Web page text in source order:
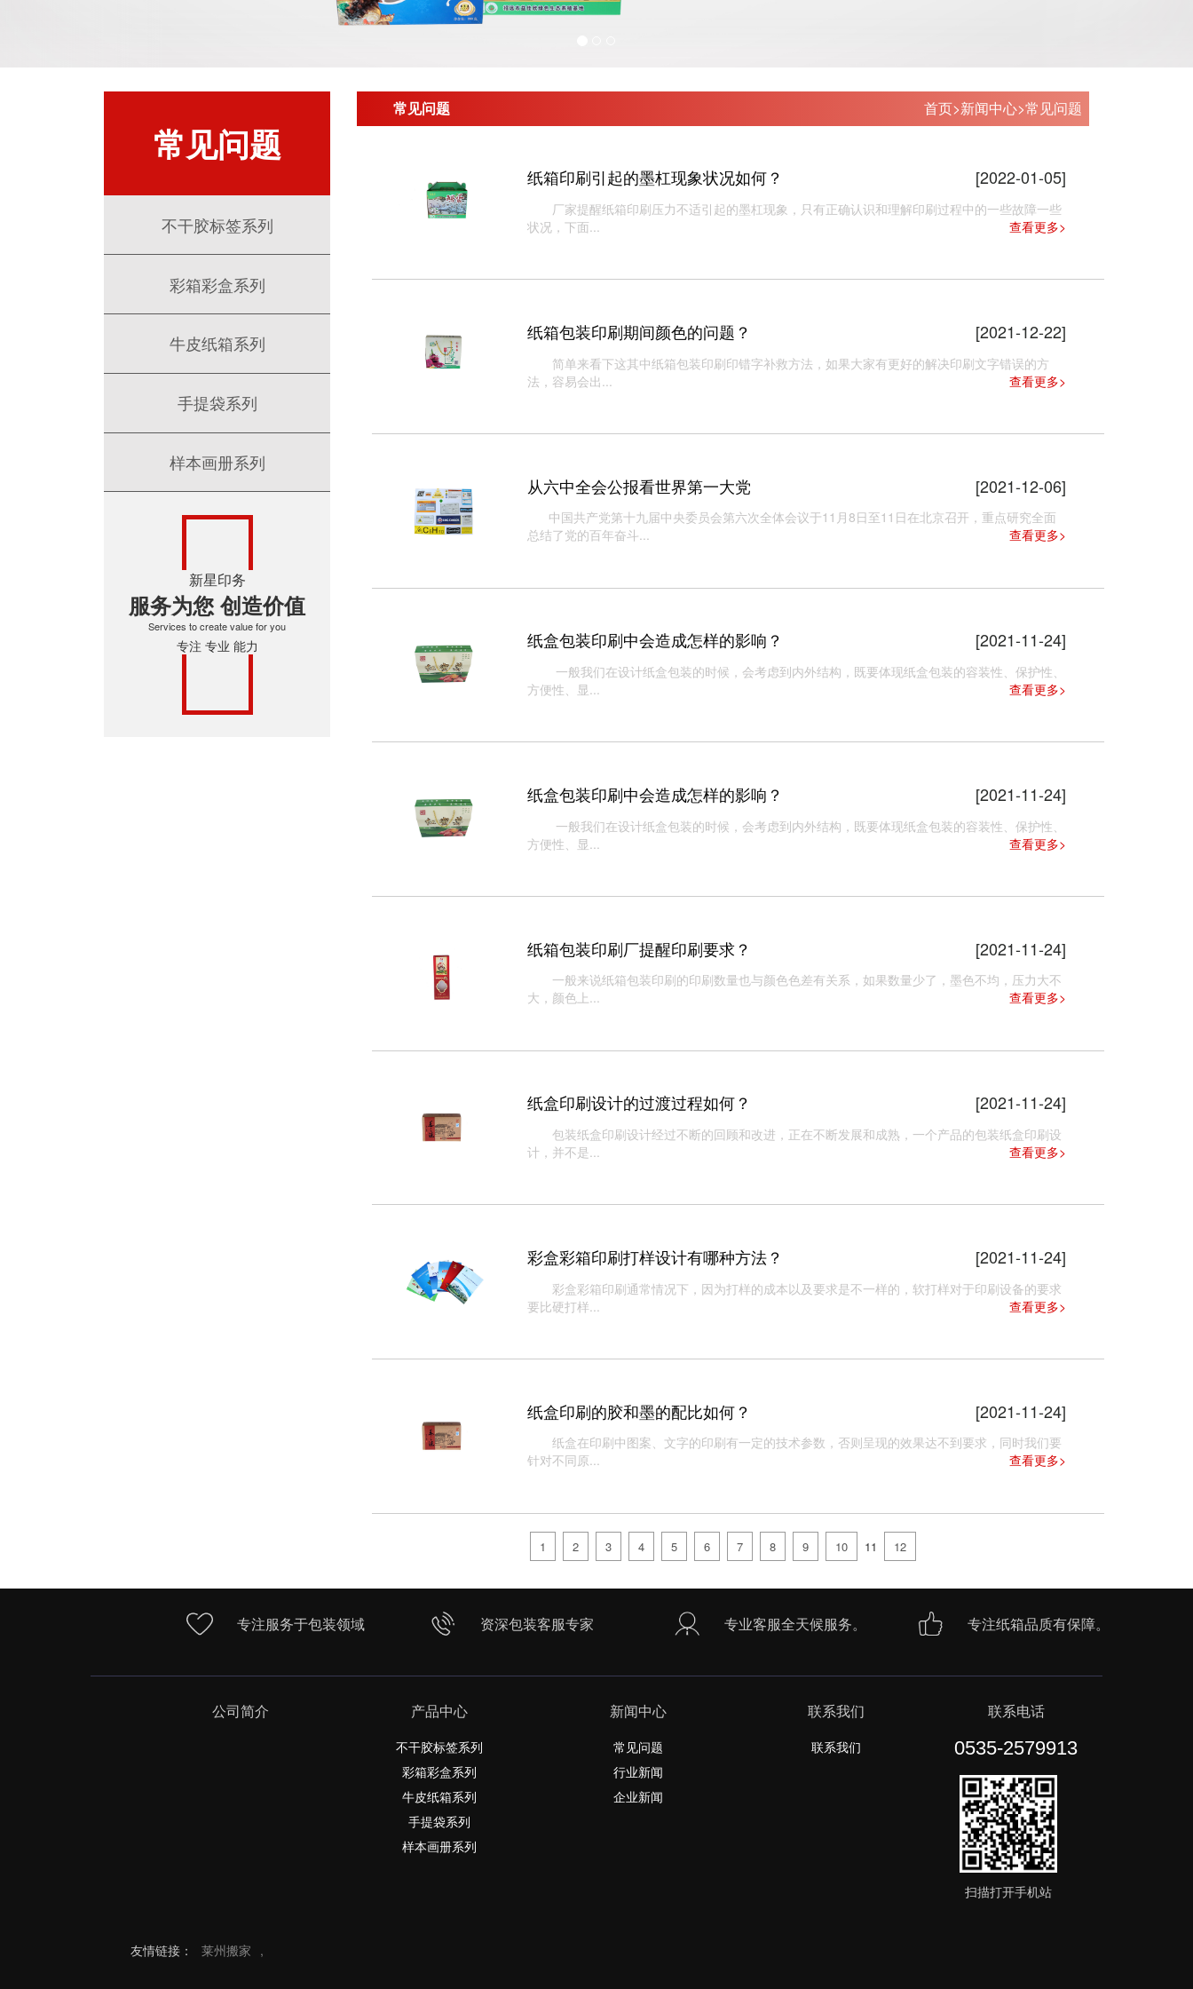
常见问题
不干胶标签系列
彩箱彩盒系列
牛皮纸箱系列
手提袋系列
样本画册系列
新星印务
服务为您 创造价值
Services to create value for you
专注 专业 能力
常见问题 首页>新闻中心>常见问题
纸箱印刷引起的墨杠现象状况如何？ [2022-01-05]
厂家提醒纸箱印刷​压力不适引起的墨杠现象，只有正确认识和理解印刷过程中的一些故障一些
状况，下面...
查看更多>
纸箱包装印刷期间颜色的问题？ [2021-12-22]
简单来看下这其中纸箱包装印刷​印错字补救方法，如果大家有更好的解决印刷文字错误的方
法，容易会出...
查看更多>
从六中全会公报看世界第一大党 [2021-12-06]
中国共产党第十九届中央委员会第六次全体会议于11月8日至11日在北京召开，重点研究全面
总结了党的百年奋斗...
查看更多>
纸盒包装印刷中会造成怎样的影响？ [2021-11-24]
一般我们在设计纸盒包装的时候，会考虑到内外结构，既要体现纸盒包装的容装性、保护性、
方便性、显...
查看更多>
纸盒包装印刷中会造成怎样的影响？ [2021-11-24]
一般我们在设计纸盒包装的时候，会考虑到内外结构，既要体现纸盒包装的容装性、保护性、
方便性、显...
查看更多>
纸箱包装印刷厂提醒印刷要求？ [2021-11-24]
一般来说纸箱包装印刷的印刷数量也与颜色色差有关系，如果数量少了，墨色不均，压力大不
大，颜色上...
查看更多>
纸盒印刷设计的过渡过程如何？ [2021-11-24]
包装纸盒印刷设计经过不断的回顾和改进，正在不断发展和成熟，一个产品的包装纸盒印刷设
计，并不是...
查看更多>
彩盒彩箱印刷打样设计有哪种方法？ [2021-11-24]
彩盒彩箱印刷通常情况下，因为打样的成本以及要求是不一样的，软打样对于印刷设备的要求
要比硬打样...
查看更多>
纸盒印刷的胶和墨的配比如何？ [2021-11-24]
纸盒在印刷中图案、文字的印刷有一定的技术参数，否则呈现的效果达不到要求，同时我们要
针对不同原...
查看更多>
1 2 3 4 5 6 7 8 9 10 11 12
专注服务于包装领域 资深包装客服专家 专业客服全天候服务。 专注纸箱品质有保障。
公司简介 产品中心
不干胶标签系列
彩箱彩盒系列
牛皮纸箱系列
手提袋系列
样本画册系列
新闻中心
常见问题
行业新闻
企业新闻
联系我们
联系我们
联系电话
0535-2579913
扫描打开手机站
友情链接： 莱州搬家 ,